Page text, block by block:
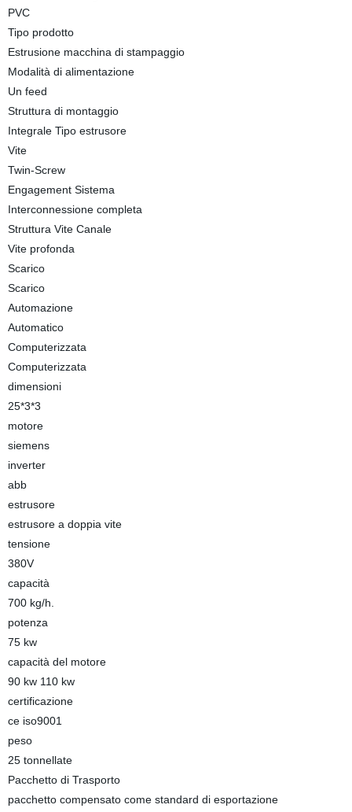
PVC
Tipo prodotto
Estrusione macchina di stampaggio
Modalità di alimentazione
Un feed
Struttura di montaggio
Integrale Tipo estrusore
Vite
Twin-Screw
Engagement Sistema
Interconnessione completa
Struttura Vite Canale
Vite profonda
Scarico
Scarico
Automazione
Automatico
Computerizzata
Computerizzata
dimensioni
25*3*3
motore
siemens
inverter
abb
estrusore
estrusore a doppia vite
tensione
380V
capacità
700 kg/h.
potenza
75 kw
capacità del motore
90 kw 110 kw
certificazione
ce iso9001
peso
25 tonnellate
Pacchetto di Trasporto
pacchetto compensato come standard di esportazione